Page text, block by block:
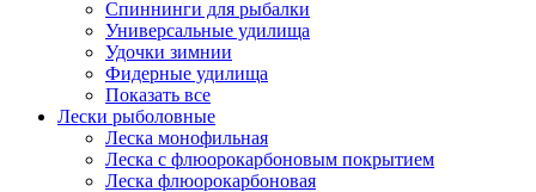
Спиннинги для рыбалки
Универсальные удилища
Удочки зимнии
Фидерные удилища
Показать все
Лески рыболовные
Леска монофильная
Леска с флюорокарбоновым покрытием
Леска флюорокарбоновая